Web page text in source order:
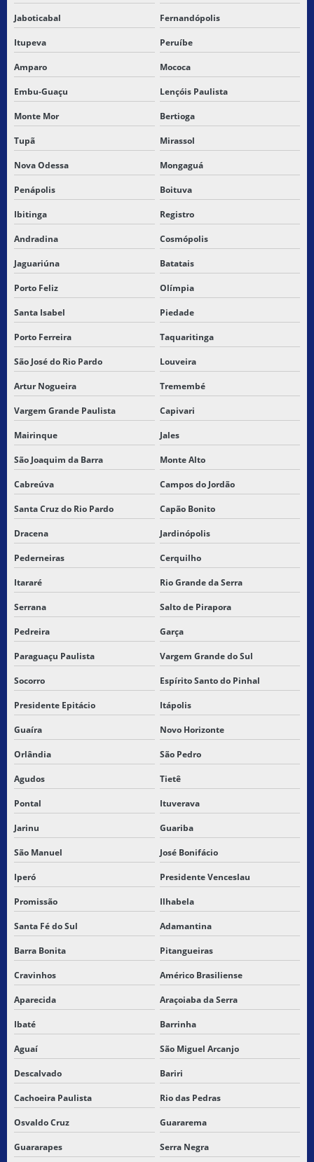
TRANSPORTADORA PARA BALSAS MARANHÃO
TRANSPORTADORA CARGA FRACIONADA
TRANSPORTADORA CARGA FRACIONADA NORDESTE
TRANSPORTADORA DE CARGAS PERIGOSAS
TRANSPORTADORA PARA CAXIAS MARANHÃO
TRANSPORTADORA ENTREGAS EXTRA
TRANSPORTADORA DE ENTREGAS RAPIDAS
TRANSPORTADORA ENTREGAS URGENTES
TRANSPORTADORA PARA MARANHÃO
TRANSPORTADORA DE MERCADORIAS
TRANSPORTADORA NORDESTE
TRANSPORTADORA PARA SÃO LUIS DO MARANHÃO
TRANSPORTADORA DE SÃO PAULO PARA PIAUÍ
TRANSPORTADORA DE SÃO PAULO PRO PIAUI
TRANSPORTADORA SP PARA MARANHÃO
TRANSPORTADORA DE SP PARA PI
TRANSPORTADORA DE SP PARA PIAUI
TRANSPORTADORA SP PARA SANTA INES MARANHAO
TRANSPORTADORA DE SP PARA SÃO LUIS MARANHÃO
TRANSPORTADORA TERESINA
TRANSPORTADORA PARA TERESINA PI
TRANSPORTADORAS PARA PIAUI
TRANSPORTE DE CARGA QUIMICA
TRANSPORTE DE CARGAS
TRANSPORTE DE CARGAS E COMMERCE
TRANSPORTE DE CARGAS CUSTO
TRANSPORTE DE CARGAS E ENCOMENDAS
TRANSPORTE DE CARGAS FRACIONADAS
TRANSPORTE DE CARGAS FRETE
TRANSPORTE DE CARGAS INTERESTADUAL
TRANSPORTE DE CARGAS LOGÍSTICA
TRANSPORTE DE CARGAS PERIGOSAS RODOVIARIO
TRANSPORTE DE CARGAS SECAS
TRANSPORTE DE CARGAS SUBCONTRATAÇÃO
Jaboticabal Fernandópolis
Itupeva Peruíbe
Amparo Mococa
Embu-Guaçu Lençóis Paulista
Monte Mor Bertioga
Tupã Mirassol
Nova Odessa Mongaguá
Penápolis Boituva
Ibitinga Registro
Andradina Cosmópolis
Jaguariúna Batatais
Porto Feliz Olímpia
Santa Isabel Piedade
Porto Ferreira Taquaritinga
São José do Rio Pardo Louveira
Artur Nogueira Tremembé
Vargem Grande Paulista Capivari
Mairinque Jales
São Joaquim da Barra Monte Alto
Cabreúva Campos do Jordão
Santa Cruz do Rio Pardo Capão Bonito
Dracena Jardinópolis
Pederneiras Cerquilho
Itararé Rio Grande da Serra
Serrana Salto de Pirapora
Pedreira Garça
Paraguaçu Paulista Vargem Grande do Sul
Socorro Espírito Santo do Pinhal
Presidente Epitácio Itápolis
Guaíra Novo Horizonte
Orlândia São Pedro
Agudos Tietê
Pontal Ituverava
Jarinu Guariba
São Manuel José Bonifácio
Iperó Presidente Venceslau
Promissão Ilhabela
Santa Fé do Sul Adamantina
Barra Bonita Pitangueiras
Cravinhos Américo Brasiliense
Aparecida Araçoiaba da Serra
Ibaté Barrinha
Aguaí São Miguel Arcanjo
Descalvado Bariri
Cachoeira Paulista Rio das Pedras
Osvaldo Cruz Guararema
Guararapes Serra Negra